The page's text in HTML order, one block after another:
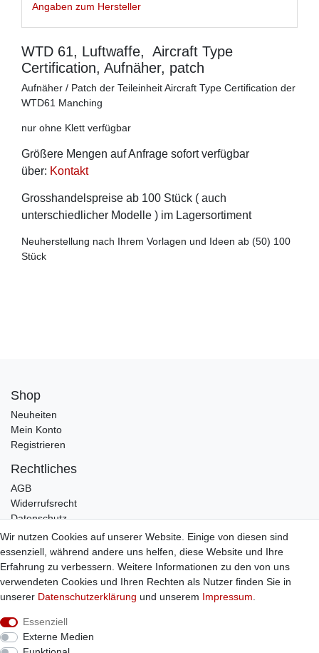
Angaben zum Hersteller
WTD 61, Luftwaffe, Aircraft Type
Certification, Aufnäher, patch
Aufnäher / Patch der Teileinheit Aircraft Type Certification der
WTD61 Manching
nur ohne Klett verfügbar
Größere Mengen auf Anfrage sofort verfügbar
über: Kontakt
Grosshandelspreise ab 100 Stück ( auch
unterschiedlicher Modelle ) im Lagersortiment
Neuherstellung nach Ihrem Vorlagen und Ideen ab (50) 100
Stück
Shop
Neuheiten
Mein Konto
Registrieren
Rechtliches
AGB
Widerrufsrecht
Datenschutz
Impressum
Infos
Zahlung / Versand
Individuelle Anfertigung
Bestellung widerrufen
Wir nutzen Cookies auf unserer Website. Einige von diesen sind
essenziell, während andere uns helfen, diese Website und Ihre
Erfahrung zu verbessern. Weitere Informationen zu den von uns
verwendeten Cookies und Ihren Rechten als Nutzer finden Sie in
unserer Daten­schutz­erklärung und unserem Impressum
Essenziell
Externe Medien